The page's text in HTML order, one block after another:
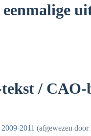
/
2011 (afgewezen